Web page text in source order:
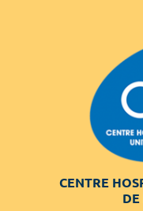
CENTRE
DE